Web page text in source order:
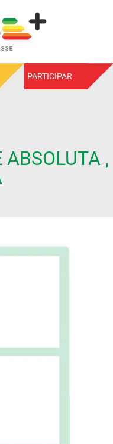
PARTICIPAR
,